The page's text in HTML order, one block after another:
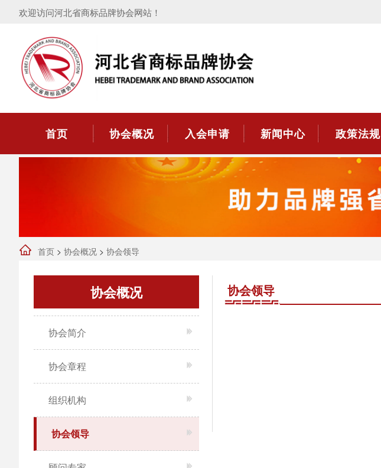
欢迎访问河北省商标品牌协会网站！
首页 协会概况 入会申请 新闻中心 政策法规
首页 > 协会概况 > 协会领导
协会概况
协会简介
协会章程
组织机构
协会领导
协会领导